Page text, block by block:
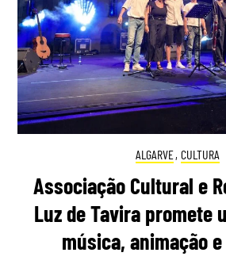
ALGARVE, CULTURA
Associação Cultural e
Luz de Tavira promete
música, animação